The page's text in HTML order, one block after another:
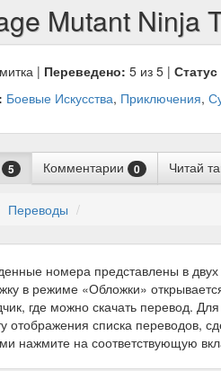
Mutant Ninja
| Переведено: 5 из 5 |
Боевые Искусства, Приключения,
5 Комментарии 0 Читай
Переводы
номера представлены в
в режиме «Обложки»
где можно скачать перевод.
отображения списка переводов,
нажмите на соответствующую